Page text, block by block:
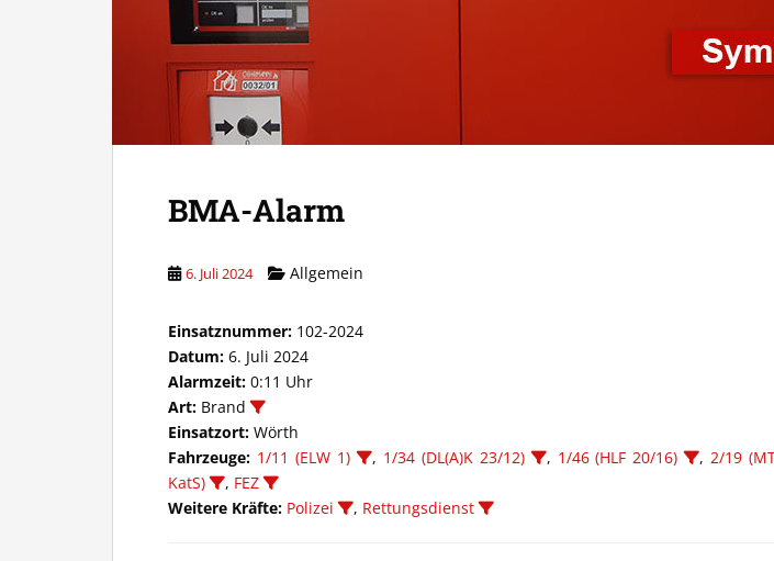
BMA-Alarm
6. Juli 2024 Allgemein
Einsatznummer: 102-2024
Datum: 6. Juli 2024
Alarmzeit: 0:11 Uhr
Art: Brand
Einsatzort: Wörth
Fahrzeuge: 1/11 (ELW 1) , 1/34 (DL(A)K 23/12) , 1/46 (HLF 20/16) ,2/19
KatS)
, FEZ
Weitere Kräfte: Polizei , Rettungsdienst